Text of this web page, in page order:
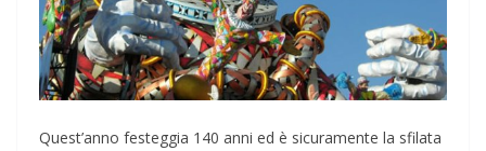
Quest’anno festeggia 140 anni ed è sicuramente la sfilata